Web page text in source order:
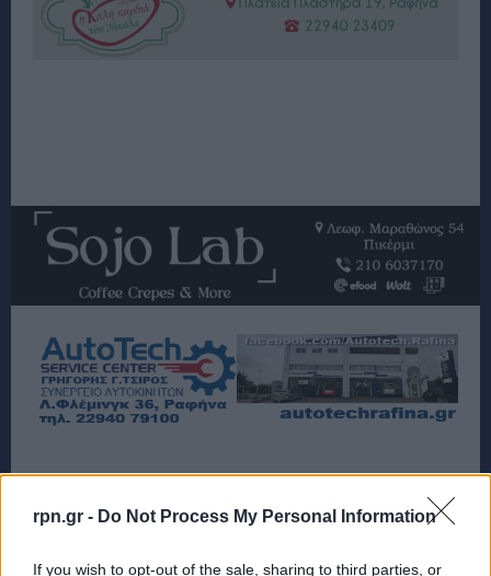
rpn.gr - Do Not Process My Personal Information
If you wish to opt-out of the sale, sharing to third parties, or